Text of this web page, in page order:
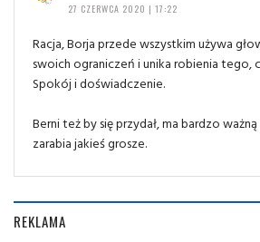
27 CZERWCA 2020 | 17:22
Racja, Borja przede wszystkim używa
swoich ograniczeń i unika robienia tego,
Spokój i doświadczenie.
Berni też by się przydał, ma bardzo
zarabia jakieś grosze.
REKLAMA